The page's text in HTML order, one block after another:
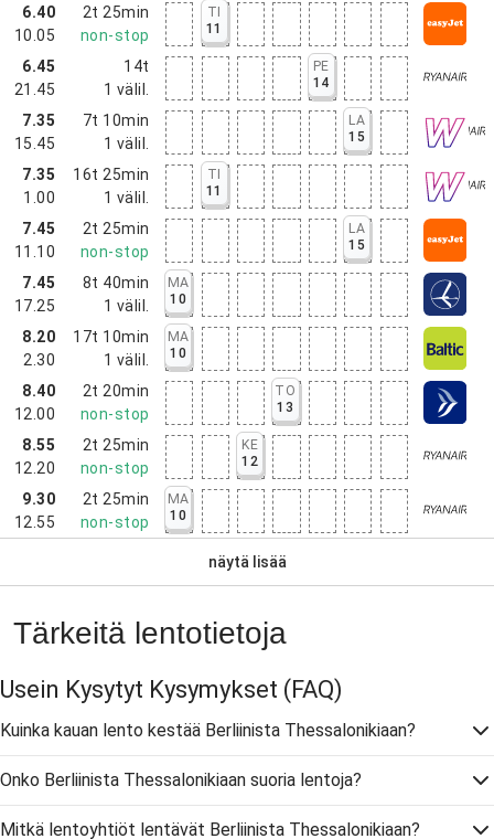
6.40
10.05
2t 25min
non-stop
TI
11
6.45
21.45
14t
1 välil.
PE
14
7.35
15.45
7t 10min
1 välil.
LA
15
7.35
1.00
16t 25min
1 välil.
TI
11
7.45
11.10
2t 25min
non-stop
LA
15
7.45
17.25
8t 40min
1 välil.
MA
10
8.20
2.30
17t 10min
1 välil.
MA
10
8.40
12.00
2t 20min
non-stop
TO
13
8.55
12.20
2t 25min
non-stop
KE
12
9.30
12.55
2t 25min
non-stop
MA
10
näytä lisää
Tärkeitä lentotietoja
Usein Kysytyt Kysymykset (FAQ)
Kuinka kauan lento kestää Berliinista Thessalonikiaan?
Onko Berliinista Thessalonikiaan suoria lentoja?
Mitkä lentoyhtiöt lentävät Berliinista Thessalonikiaan?